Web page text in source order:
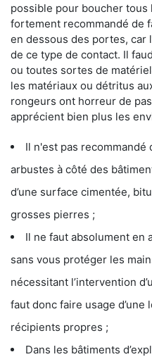
possible pour boucher
fortement recommandé de
en dessous des portes, car
de ce type de contact. Il
ou toutes sortes de
les matériaux ou détritus
rongeurs ont horreur de
apprécient bien plus les
Il n'est pas recommandé
arbustes à côté des
d’une surface cimentée,
grosses pierres ;
Il ne faut absolument en
sans vous protéger les
nécessitant l’intervention
faut donc faire usage
récipients propres ;
Dans les bâtiments